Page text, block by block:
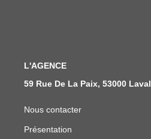
L'AGENCE
59 Rue De La Paix, 53000 Laval
Nous contacter
Présentation